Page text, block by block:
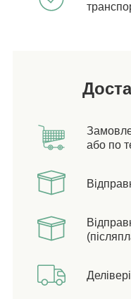
або по